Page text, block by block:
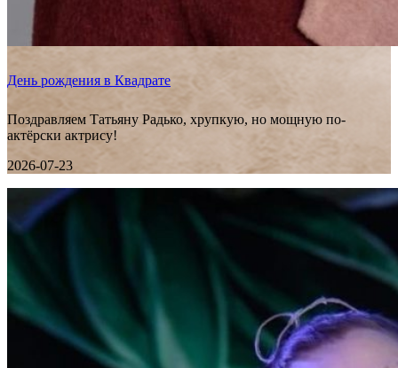
День рождения в Квадрате
Поздравляем Татьяну Радько, хрупкую, но мощную по-
актёрски актрису!
2026-07-23